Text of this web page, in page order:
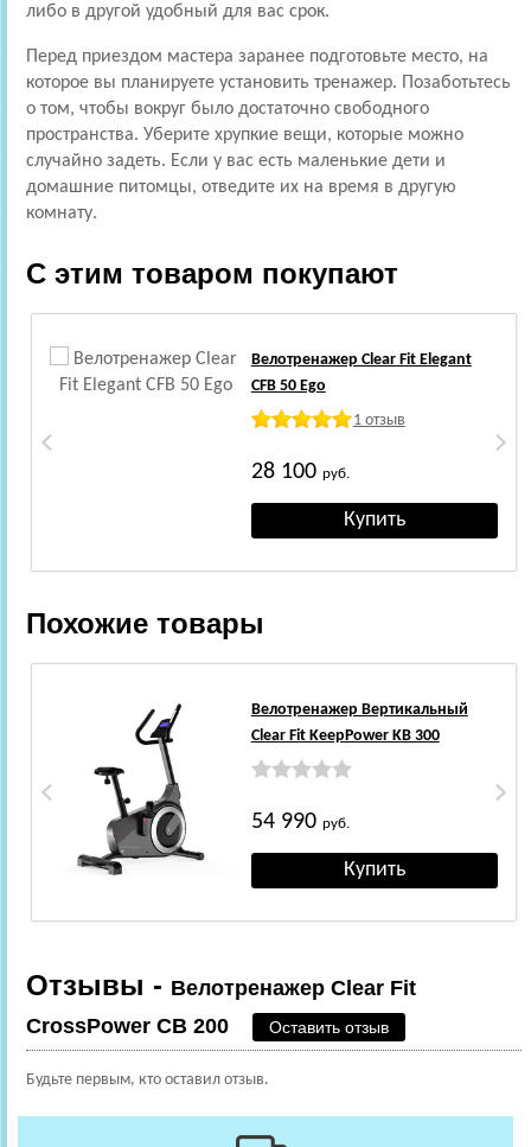
либо в другой удобный для вас срок.
Перед приездом мастера заранее подготовьте место, на
которое вы планируете установить тренажер. Позаботьтесь
о том, чтобы вокруг было достаточно свободного
пространства. Уберите хрупкие вещи, которые можно
случайно задеть. Если у вас есть маленькие дети и
домашние питомцы, отведите их на время в другую
комнату.
С этим товаром покупают
Велотренажер Clear Fit Elegant
CFB 50 Ego
1 отзыв
28 100 руб.
Похожие товары
Велотренажер Вертикальный
Clear Fit KeepPower KB 300
54 990 руб.
Отзывы - Велотренажер Clear Fit
CrossPower CB 200
Оставить отзыв
Будьте первым, кто оставил отзыв.